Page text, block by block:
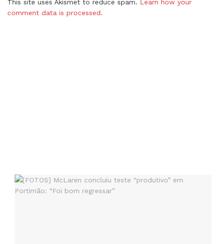
This site uses Akismet to reduce spam.
Learn how your
comment data is processed.